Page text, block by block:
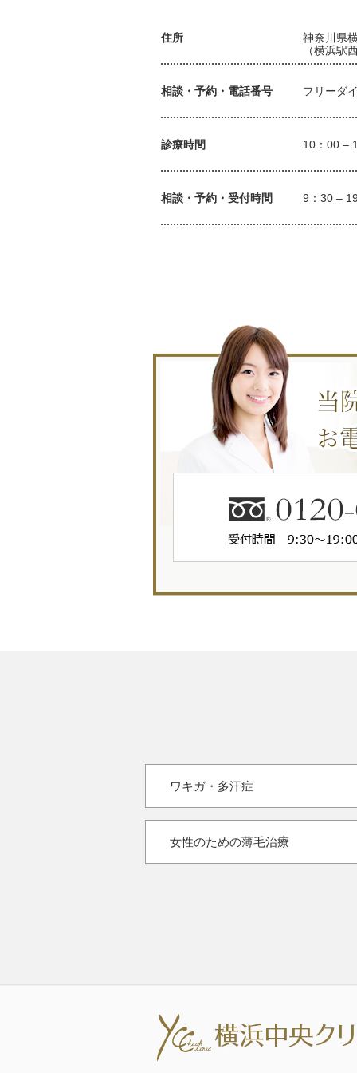
住所
神奈川県
（横浜駅
相談・予約・電話番号 フリーダ
診療時間 10：00 –
相談・予約・受付時間 9：30 –
ワキガ・多汗症
女性のための薄毛治療